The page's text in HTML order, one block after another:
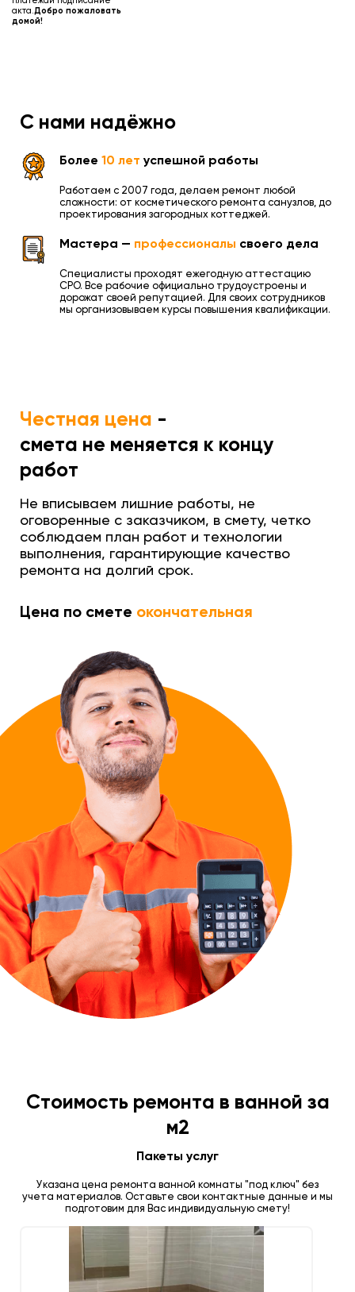
акта.Добро пожаловать
домой!
С нами надёжно
Более 10 лет успешной работы
Работаем с 2007 года, делаем ремонт любой
сложности: от косметического ремонта санузлов, до
проектирования загородных коттеджей.
Мастера — профессионалы своего дела
Специалисты проходят ежегодную аттестацию
СРО. Все рабочие официально трудоустроены и
дорожат своей репутацией. Для своих сотрудников
мы организовываем курсы повышения квалификации.
Честная цена -
смета не меняется к концу
работ
Не вписываем лишние работы, не
оговоренные с заказчиком, в смету, четко
соблюдаем план работ и технологии
выполнения, гарантирующие качество
ремонта на долгий срок.
Цена по смете окончательная
Стоимость ремонта в ванной за
м2
Пакеты услуг
Указана цена ремонта ванной комнаты "под ключ" без
учета материалов. Оставьте свои контактные данные и мы
подготовим для Вас индивидуальную смету!